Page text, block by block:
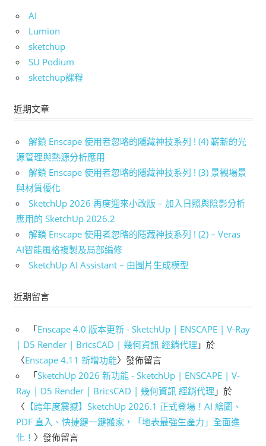
AI
Lumion
sketchup
SU Podium
sketchup課程
近期文章
解鎖 Enscape 使用者忽略的隱藏神技系列 ! (4) 嶄新的光
源管理與熱源分析應用
解鎖 Enscape 使用者忽略的隱藏神技系列 ! (3) 景觀場景
與材質優化
SketchUp 2026 再度迎來小改版 – 加入日照與陰影分析
應用的 SketchUp 2026.2
解鎖 Enscape 使用者忽略的隱藏神技系列 ! (2) – Veras
AI智能風格複製及局部編修
SketchUp AI Assistant – 由圖片生成模型
近期留言
「Enscape 4.0 版本更新 - SketchUp | ENSCAPE | V-Ray
| D5 Render | BricsCAD | 幾何資訊 經銷代理 」於
〈Enscape 4.11 新增功能〉發佈留言
「SketchUp 2026 新功能 - SketchUp | ENSCAPE | V-
Ray | D5 Render | BricsCAD | 幾何資訊 經銷代理 」於
〈 【跨年度震撼】SketchUp 2026.1 正式登場！AI 繪圖、
PDF 直入、快捷鍵一鍵搬家，「地表最強生產力」全面進
化！ 〉發佈留言